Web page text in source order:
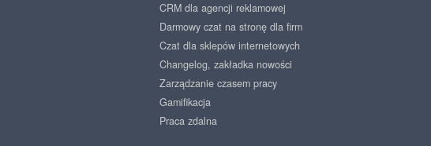
CRM dla agencji reklamowej
Darmowy czat na stronę dla firm
Czat dla sklepów internetowych
Changelog, zakładka nowości
Zarządzanie czasem pracy
Gamifikacja
Praca zdalna